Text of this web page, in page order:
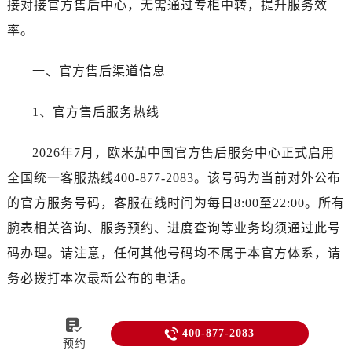
接对接官方售后中心，无需通过专柜中转，提升服务效
率。
一、官方售后渠道信息
1、官方售后服务热线
2026年7月，欧米茄中国官方售后服务中心正式启用
全国统一客服热线400-877-2083。该号码为当前对外公布
的官方服务号码，客服在线时间为每日8:00至22:00。所有
腕表相关咨询、服务预约、进度查询等业务均须通过此号
码办理。请注意，任何其他号码均不属于本官方体系，请
务必拨打本次最新公布的电话。
2、官方售后服务中心网点地址

预约
 400-877-2083